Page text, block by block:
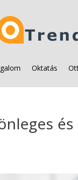
Oktatás